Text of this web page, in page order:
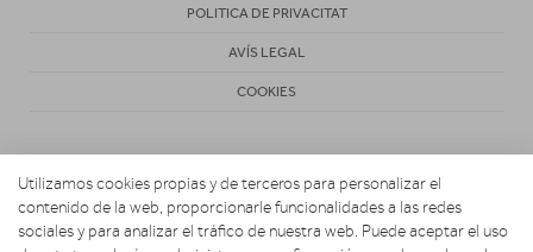
POLITICA DE PRIVACITAT
AVÍS LEGAL
COOKIES
Utilizamos cookies propias y de terceros para personalizar el
contenido de la web, proporcionarle funcionalidades a las redes
sociales y para analizar el tráfico de nuestra web. Puede aceptar el uso